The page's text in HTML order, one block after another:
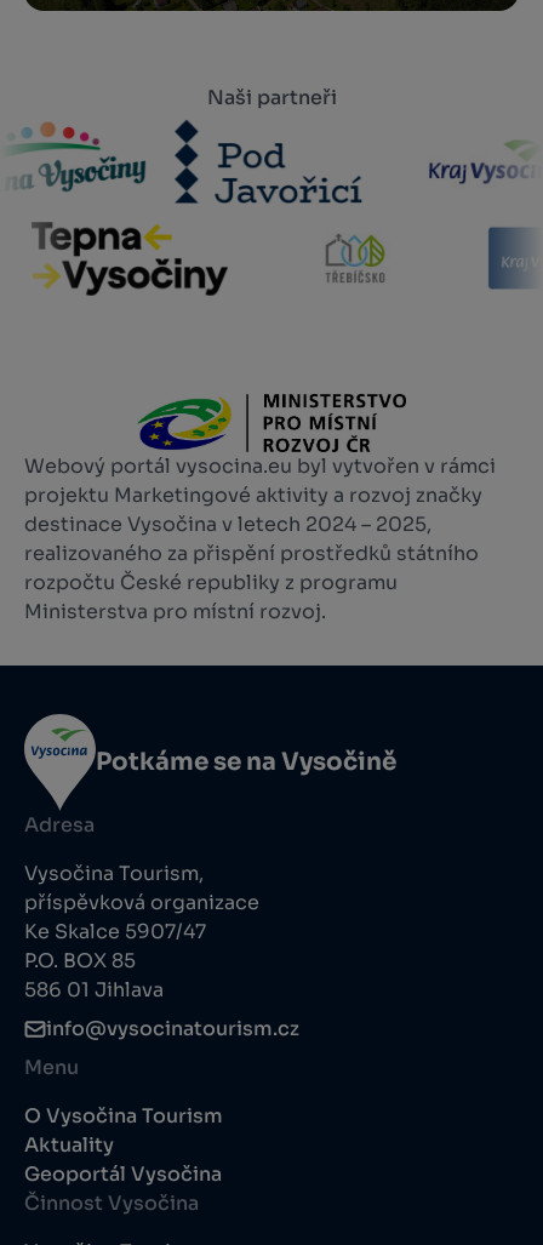
Naši partneři
Webový portál vysocina.eu byl vytvořen v rámci
projektu Marketingové aktivity a rozvoj značky
destinace Vysočina v letech 2024 – 2025,
realizovaného za přispění prostředků státního
rozpočtu České republiky z programu
Ministerstva pro místní rozvoj.
Potkáme se na Vysočině
Adresa
Vysočina Tourism,
příspěvková organizace
Ke Skalce 5907/47
P.O. BOX 85
586 01 Jihlava
info@vysocinatourism.cz
Menu
O Vysočina Tourism
Aktuality
Geoportál Vysočina
Činnost Vysočina